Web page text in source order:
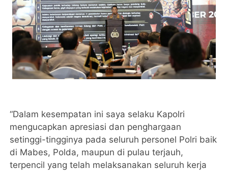
“Dalam kesempatan ini saya selaku Kapolri
mengucapkan apresiasi dan penghargaan
setinggi-tingginya pada seluruh personel Polri baik
di Mabes, Polda, maupun di pulau terjauh,
terpencil yang telah melaksanakan seluruh kerja